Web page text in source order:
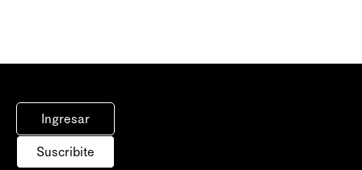
Ingresar
Suscribite